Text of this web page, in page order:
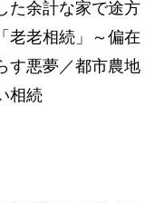
た余計な家で途方
老老相続」～偏在
す悪夢／都市農地
相続